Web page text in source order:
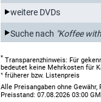
weitere DVDs
Suche nach "Koffee
* Transparenzhinweis: Für
bedeutet keine Mehrkosten für
¹ früherer bzw. Listenpreis
Alle Preisangaben ohne
Preisstand: 07.08.2026 03:00